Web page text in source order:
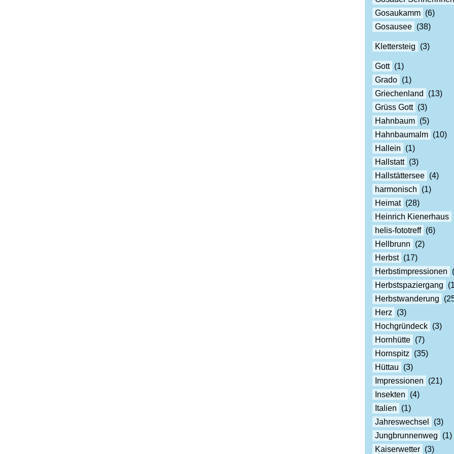
Gosaukamm (6)
Gosausee (38)
Klettersteig (3)
Gott (1)
Grado (1)
Griechenland
(13)
Grüss Gott (3)
Hahnbaum (5)
Hahnbaumalm (10)
Hallein
(1)
Hallstatt (3)
Hallstättersee (4)
harmonisch
(1)
Heimat (28)
Heinrich Kienerhaus
helis-fototreff (6)
Hellbrunn
(2)
Herbst (17)
Herbstimpressionen
Herbstspaziergang
Herbstwanderung
Herz
(3)
Hochgründeck (3)
Hornhütte (7)
Hornspitz
(35)
Hüttau
(3)
Impressionen
(21)
Insekten
(4)
Italien
(1)
Jahreswechsel
(3)
Jungbrunnenweg
(1)
Kaiserwetter (3)